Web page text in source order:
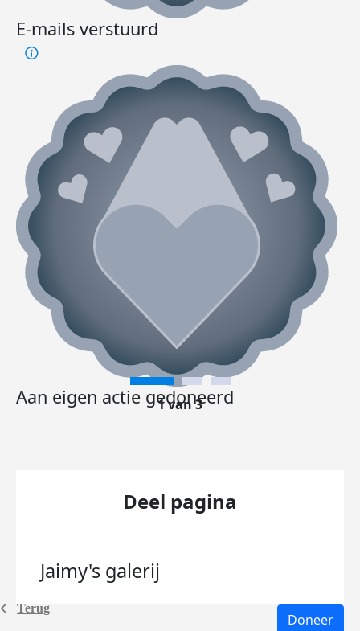
Terug
E-mails verstuurd
Aan eigen actie gedoneerd
1 van 3
Deel pagina
Jaimy's galerij
Doneer